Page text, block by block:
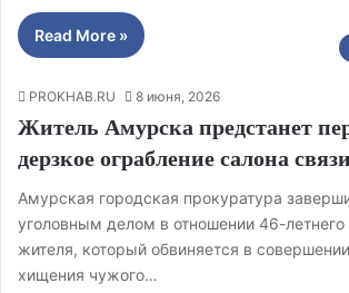
Read More »
PROKHAB.RU 8 июня, 2026
Житель Амурска предстанет
дерзкое ограбление салона связи
Амурская городская прокуратура
уголовным делом в отношении 46-летнего
жителя, который обвиняется в
хищения чужого…